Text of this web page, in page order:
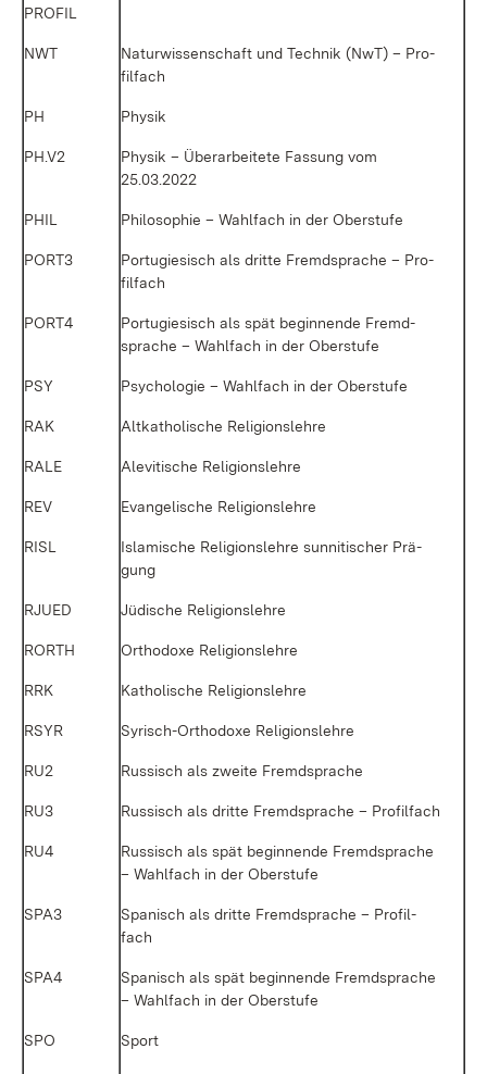
PROFIL
NWT
Na­tur­wis­sen­schaft und Tech­nik (NwT) – Pro­
fil­fach
PH Phy­sik
PH.V2
Phy­sik – Über­ar­bei­te­te Fas­sung vom
25.03.2022
PHIL Phi­lo­so­phie – Wahl­fach in der Ober­stu­fe
PORT3
Por­tu­gie­sisch als drit­te Fremd­spra­che – Pro­
fil­fach
PORT4
Por­tu­gie­sisch als spät be­gin­nen­de Fremd­
spra­che – Wahl­fach in der Ober­stu­fe
PSY Psy­cho­lo­gie – Wahl­fach in der Ober­stu­fe
RAK Alt­ka­tho­li­sche Re­li­gi­ons­leh­re
RA­LE Ale­vi­ti­sche Re­li­gi­ons­leh­re
REV Evan­ge­li­sche Re­li­gi­ons­leh­re
RISL
Is­la­mi­sche Re­li­gi­ons­leh­re sun­ni­ti­scher Prä­
gung
RJUED Jü­di­sche Re­li­gi­ons­leh­re
RORTH Or­tho­do­xe Re­li­gi­ons­leh­re
RRK Ka­tho­li­sche Re­li­gi­ons­leh­re
RSYR Sy­risch-Or­tho­do­xe Re­li­gi­ons­leh­re
RU2 Rus­sisch als zwei­te Fremd­spra­che
RU3 Rus­sisch als drit­te Fremd­spra­che – Pro­fil­fach
RU4
Rus­sisch als spät be­gin­nen­de Fremd­spra­che
– Wahl­fach in der Ober­stu­fe
SPA3
Spa­nisch als drit­te Fremd­spra­che – Pro­fil­
fach
SPA4
Spa­nisch als spät be­gin­nen­de Fremd­spra­che
– Wahl­fach in der Ober­stu­fe
SPO Sport